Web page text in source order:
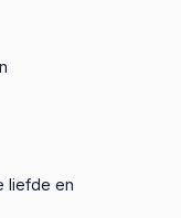
liefde en